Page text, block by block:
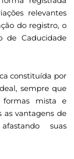
relevantes
do registro, o
de Caducidade
constituída por
sempre que
formas mista e
as vantagens de
suas